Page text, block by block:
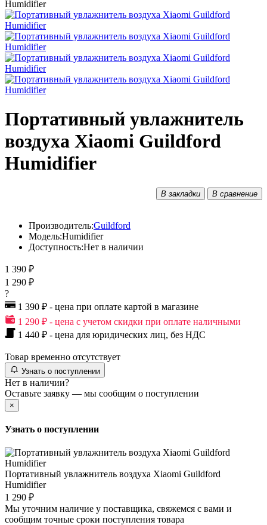
Портативный увлажнитель
воздуха Xiaomi Guildford
Humidifier
В закладки В сравнение
Производитель:Guildford
Модель:Humidifier
Доступность:Нет в наличии
1 390 ₽
1 290 ₽
?
1 390 ₽ - цена при оплате картой в магазине
1 290 ₽ - цена с учетом скидки при оплате наличными
1 440 ₽ - цена для юридических лиц, без НДС
Товар временно отсутствует
Узнать о поступлении
Нет в наличии?
Оставьте заявку — мы сообщим о поступлении
×
Узнать о поступлении
Портативный увлажнитель воздуха Xiaomi Guildford
Humidifier
1 290 ₽
Мы уточним наличие у поставщика, свяжемся с вами и
сообщим точные сроки поступления товара